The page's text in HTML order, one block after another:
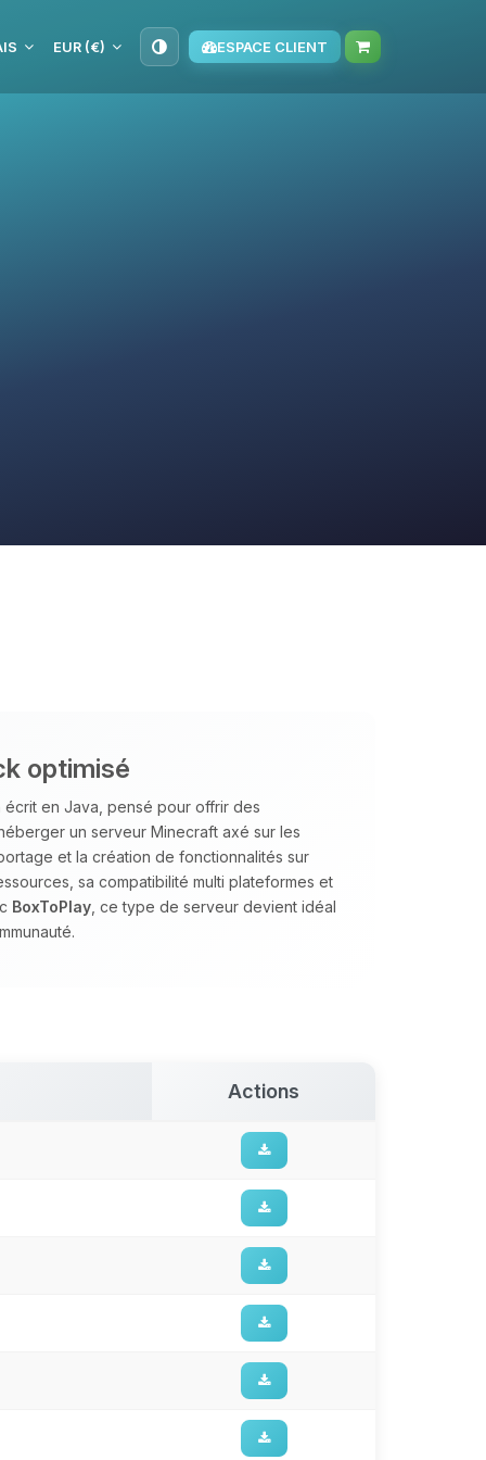
EUR (€) ESPACE CLIENT
optimisé
en Java, pensé pour offrir des
un serveur Minecraft axé sur les
et la création de fonctionnalités sur
sa compatibilité multi plateformes et
BoxToPlay , ce type de serveur devient idéal
Actions